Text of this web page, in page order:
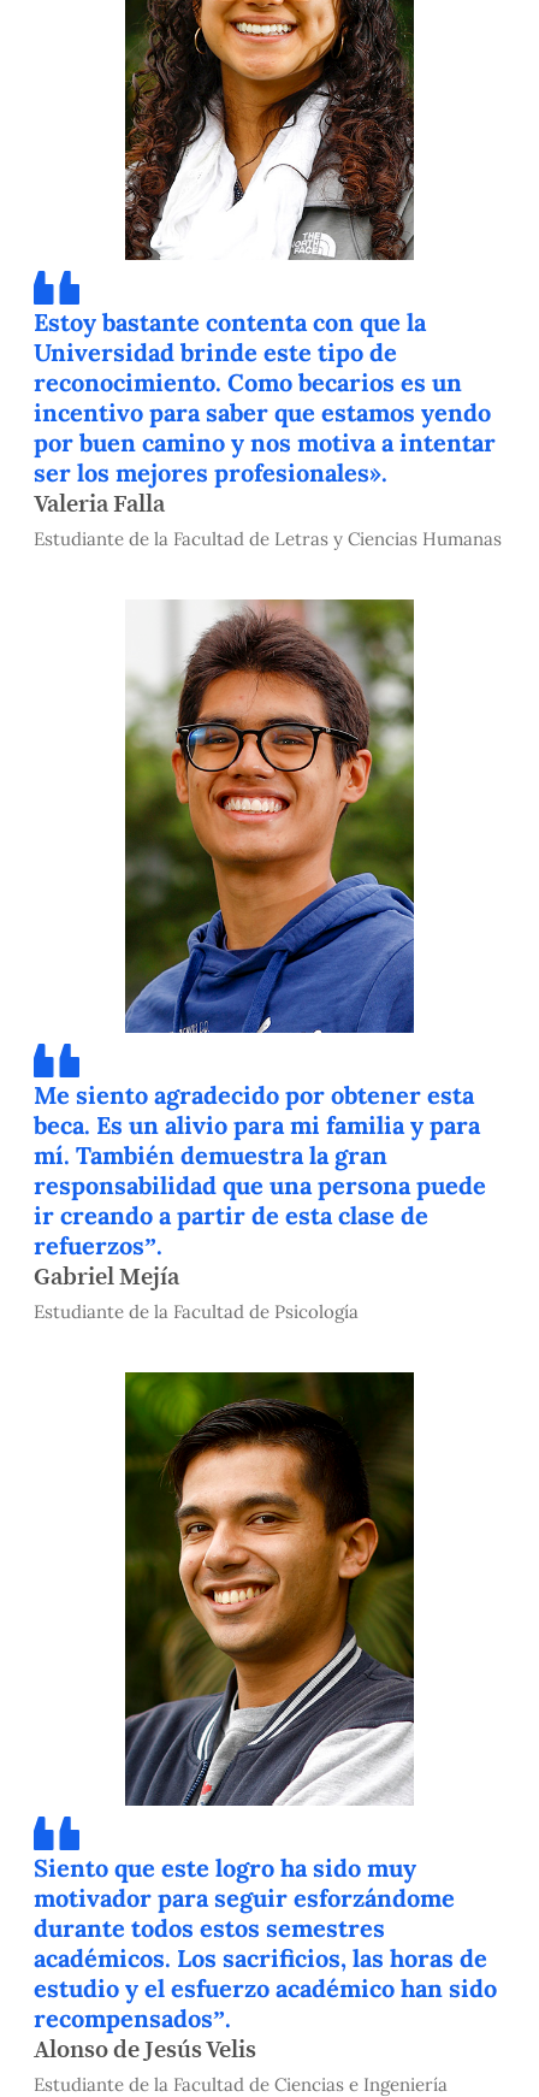
Estoy bastante contenta con que la
Universidad brinde este tipo de
reconocimiento. Como becarios es un
incentivo para saber que estamos yendo
por buen camino y nos motiva a intentar
ser los mejores profesionales».
Valeria Falla
Estudiante de la Facultad de Letras y Ciencias Humanas
Me siento agradecido por obtener esta
beca. Es un alivio para mi familia y para
mí. También demuestra la gran
responsabilidad que una persona puede
ir creando a partir de esta clase de
refuerzos”.
Gabriel Mejía
Estudiante de la Facultad de Psicología
Siento que este logro ha sido muy
motivador para seguir esforzándome
durante todos estos semestres
académicos. Los sacrificios, las horas de
estudio y el esfuerzo académico han sido
recompensados”.
Alonso de Jesús Velis
Estudiante de la Facultad de Ciencias e Ingeniería